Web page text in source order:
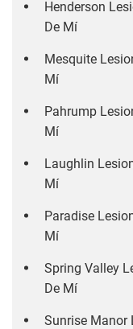
Henderson
De Mí
Mesquite
Mí
Pahrump
Mí
Laughlin
Mí
Paradise
Mí
Spring Valley
De Mí
Sunrise Manor